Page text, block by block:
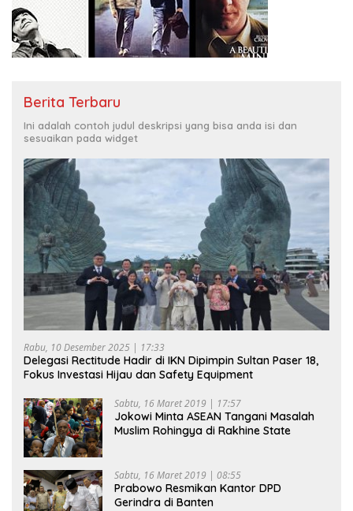
Berita Terbaru
Ini adalah contoh judul deskripsi yang bisa anda isi dan
sesuaikan pada widget
Rabu, 10 Desember 2025 | 17:33
Delegasi Rectitude Hadir di IKN Dipimpin Sultan Paser 18,
Fokus Investasi Hijau dan Safety Equipment
Sabtu, 16 Maret 2019 | 17:57
Jokowi Minta ASEAN Tangani Masalah
Muslim Rohingya di Rakhine State
Sabtu, 16 Maret 2019 | 08:55
Prabowo Resmikan Kantor DPD
Gerindra di Banten